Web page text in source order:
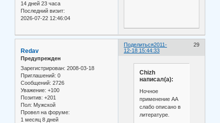
14 дней 23 часа
Последний визит:
2026-07-22 12:46:04
Поделиться 29
2011-
12-18 15:44:33
Redav
Предупрежден
Зарегистрирован: 2008-03-18
Приглашений: 0
Сообщений: 2726
Уважение: +100
Позитив: +201
Пол: Мужской
Провел на форуме:
1 месяц 8 дней
Chizh
написал(а):
Ночное
применение АА
слабо описано в
литературе.